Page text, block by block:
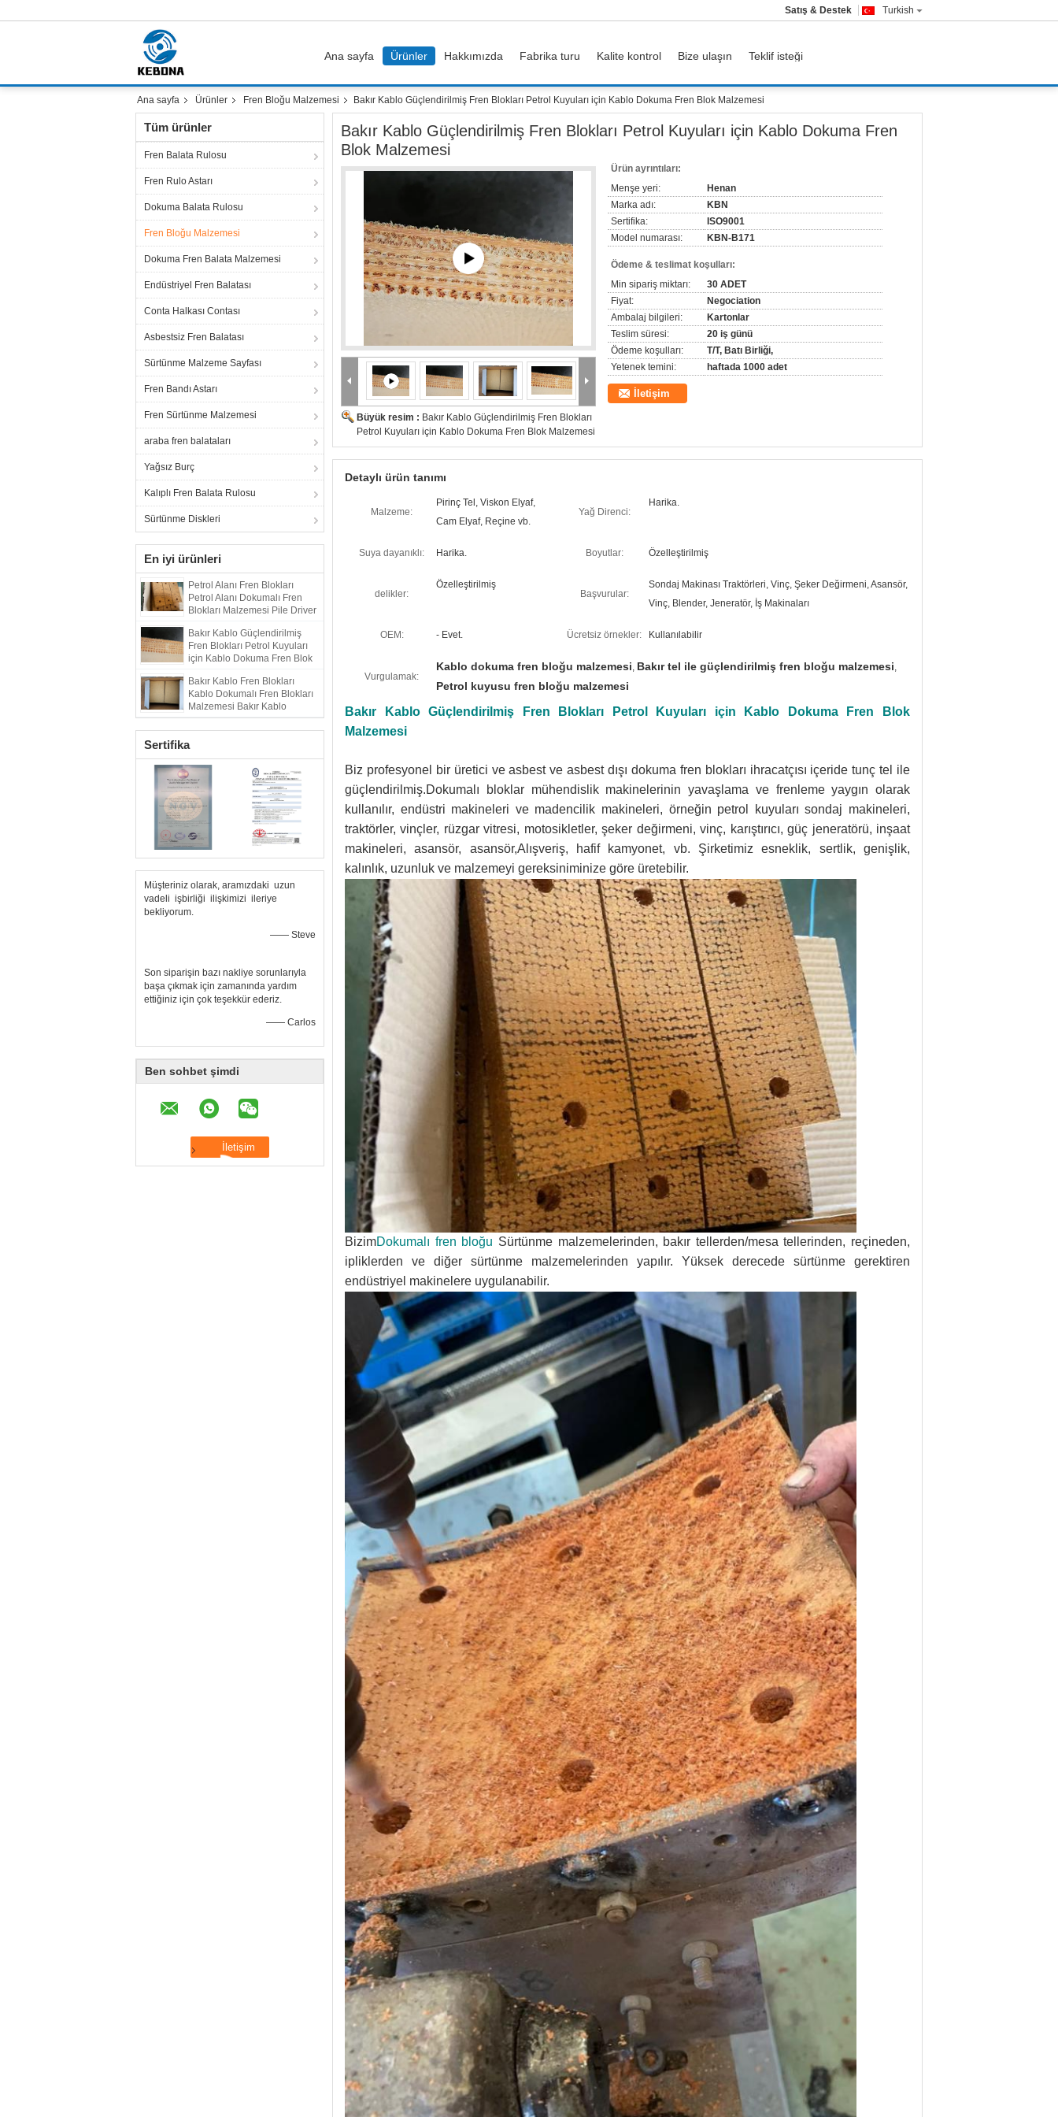
Turkish
Satış & Destek
Ana sayfa Ürünler Hakkımızda Fabrika turu Kalite kontrol Bize ulaşın Teklif isteği
Ana sayfa Ürünler Fren Bloğu Malzemesi Bakır Kablo Güçlendirilmiş Fren Blokları Petrol Kuyuları için Kablo Dokuma Fren Blok Malzemesi
Tüm ürünler
Fren Balata Rulosu
Fren Rulo Astarı
Dokuma Balata Rulosu
Fren Bloğu Malzemesi
Dokuma Fren Balata Malzemesi
Endüstriyel Fren Balatası
Conta Halkası Contası
Asbestsiz Fren Balatası
Sürtünme Malzeme Sayfası
Fren Bandı Astarı
Fren Sürtünme Malzemesi
araba fren balataları
Yağsız Burç
Kalıplı Fren Balata Rulosu
Sürtünme Diskleri
En iyi ürünleri
Petrol Alanı Fren Blokları
Petrol Alanı Dokumalı Fren
Blokları Malzemesi Pile Driver
Bakır Kablo Güçlendirilmiş
Fren Blokları Petrol Kuyuları
için Kablo Dokuma Fren Blok
Bakır Kablo Fren Blokları
Kablo Dokumalı Fren Blokları
Malzemesi Bakır Kablo
Güçlendirilmiş
Sertifika
Müşteriniz olarak, aramızdaki uzun
vadeli işbirliği ilişkimizi ileriye
bekliyorum.
—— Steve
Son siparişin bazı nakliye sorunlarıyla
başa çıkmak için zamanında yardım
ettiğiniz için çok teşekkür ederiz.
—— Carlos
Ben sohbet şimdi
Bakır Kablo Güçlendirilmiş Fren Blokları Petrol Kuyuları için Kablo Dokuma Fren
Blok Malzemesi
Büyük resim : Bakır Kablo Güçlendirilmiş Fren Blokları
Petrol Kuyuları için Kablo Dokuma Fren Blok Malzemesi
Ürün ayrıntıları:
Menşe yeri:
Henan
Marka adı:
KBN
Sertifika:
ISO9001
Model numarası:
KBN-B171
Ödeme & teslimat koşulları:
Min sipariş miktarı:
30 ADET
Fiyat:
Negociation
Ambalaj bilgileri:
Kartonlar
Teslim süresi:
20 iş günü
Ödeme koşulları:
T/T, Batı Birliği,
Yetenek temini:
haftada 1000 adet
İletişim
Detaylı ürün tanımı
Malzeme:
Pirinç Tel, Viskon Elyaf,
Cam Elyaf, Reçine vb.
Yağ Direnci:
Harika.
Suya dayanıklı: Harika. Boyutlar: Özelleştirilmiş
delikler:
Özelleştirilmiş
Başvurular:
Sondaj Makinası Traktörleri, Vinç, Şeker Değirmeni, Asansör,
Vinç, Blender, Jeneratör, İş Makinaları
OEM: - Evet. Ücretsiz örnekler: Kullanılabilir
Vurgulamak:
Kablo dokuma fren bloğu malzemesi, Bakır tel ile güçlendirilmiş fren bloğu malzemesi,
Petrol kuyusu fren bloğu malzemesi
Bakır Kablo Güçlendirilmiş Fren Blokları Petrol Kuyuları için Kablo Dokuma Fren Blok
Malzemesi
Biz profesyonel bir üretici ve asbest ve asbest dışı dokuma fren blokları ihracatçısı içeride tunç tel ile
güçlendirilmiş.Dokumalı bloklar mühendislik makinelerinin yavaşlama ve frenleme yaygın olarak
kullanılır, endüstri makineleri ve madencilik makineleri, örneğin petrol kuyuları sondaj makineleri,
traktörler, vinçler, rüzgar vitresi, motosikletler, şeker değirmeni, vinç, karıştırıcı, güç jeneratörü, inşaat
makineleri, asansör, asansör,Alışveriş, hafif kamyonet, vb.
Şirketimiz esneklik, sertlik, genişlik,
kalınlık, uzunluk ve malzemeyi gereksiniminize göre üretebilir.
BizimDokumalı fren bloğu Sürtünme malzemelerinden, bakır tellerden/mesa tellerinden, reçineden,
ipliklerden ve diğer sürtünme malzemelerinden yapılır. Yüksek derecede sürtünme gerektiren
endüstriyel makinelere uygulanabilir.